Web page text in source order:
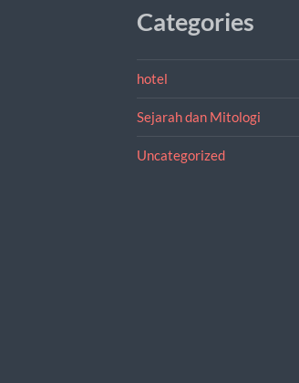
Categories
hotel
Sejarah dan Mitologi
Uncategorized